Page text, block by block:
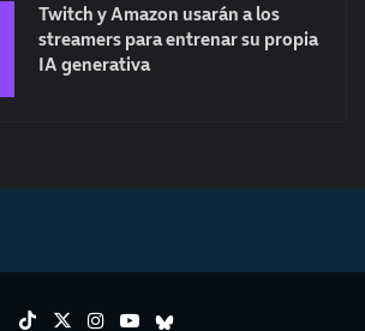
Twitch y Amazon usarán a los
streamers para entrenar su propia
IA generativa